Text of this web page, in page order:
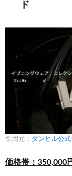
ド
引用元： ダンヒル公式
価格帯：350,000